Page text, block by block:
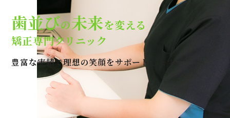
費用について
クリニック案内
Q＆A
歯並びの未来を変える
矯正専門クリニック
豊富な実績で理想の笑顔をサポートします